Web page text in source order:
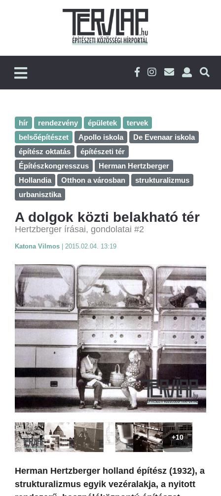
hír rendezvény épületek
tervek
belsőépítészet
Apollo iskola
De Evenaar iskola
építész oktatás
építészeti tér
Építészkongresszus
Herman Hertzberger
Hollandia
Otthon a városban
strukturalizmus
urbanisztika
A dolgok közti belakható tér
Hertzberger írásai, gondolatai #2
Katona Vilmos 2015.02.04. 13:19
+10
Herman Hertzberger holland építész (1932), a
strukturalizmus egyik vezéralakja, a nyitott